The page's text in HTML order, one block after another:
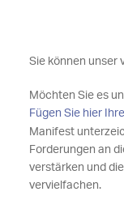
Sie können unser
Möchten Sie es
Fügen Sie hier
Manifest
Forderungen an
verstärken und
vervielfachen.